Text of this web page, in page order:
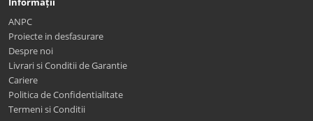
ANPC
Proiecte in desfasurare
Despre noi
Livrari si Conditii de Garantie
Cariere
Politica de Confidentialitate
Termeni si Conditii